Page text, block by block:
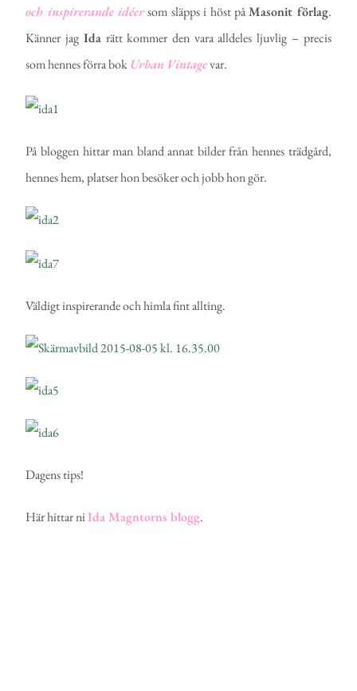
och inspirerande idéersom släpps i höst påMasonit förlag.
Känner jag Idarätt kommer den vara alldeles ljuvlig – precis
som hennes förra bokUrban Vintagevar.
På bloggen hittar man bland annat bilder från hennes trädgård,
hennes hem, platser hon besöker och jobb hon gör.
Väldigt inspirerande och himla fint allting.
Dagens tips!
Här hittar niIda Magntorns blogg.